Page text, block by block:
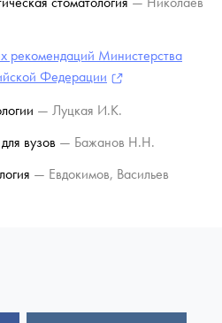
рекомендаций Министерства
Федерации
— Луцкая И.К.
вузов — Бажанов Н.Н.
— Евдокимов, Васильев